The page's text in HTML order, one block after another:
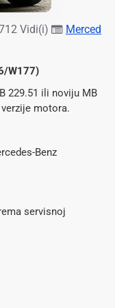
Vidi(i)
W177)
229.51 ili noviju MB
motora.
Benz
servisnoj